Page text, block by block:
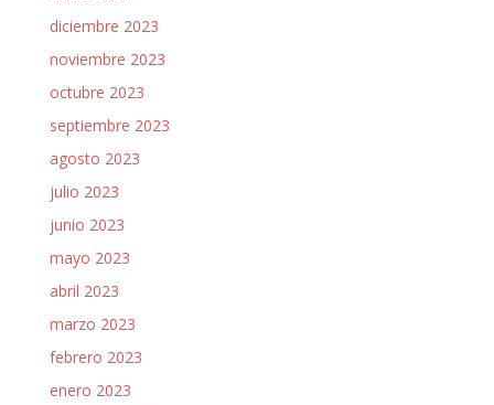
diciembre 2023
noviembre 2023
octubre 2023
septiembre 2023
agosto 2023
julio 2023
junio 2023
mayo 2023
abril 2023
marzo 2023
febrero 2023
enero 2023